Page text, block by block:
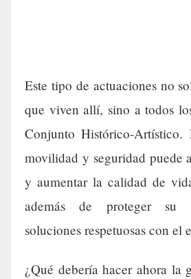
Este tipo de actuaciones no
que viven allí, sino a todos
Conjunto Histórico-
movilidad y seguridad puede
y aumentar la calidad de
además de proteger su
soluciones respetuosas con el
¿Qué debería hacer ahora la